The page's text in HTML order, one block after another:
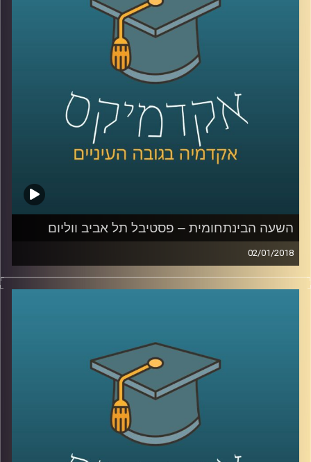
שולחים ארגונים אלו מחבלים שהופכים את
מרכזי הערים לשדה קרב מדמם. ד"ר מורן ירחי
עומדת על מאפייני שדה הקרב החדש, על
הזירות הנוספות שהתווספו למלחמה המסורתית
וכיצד הפך השיקול התדמיתי ללא פחות חשוב
מהמהלכים הטקטיים בשטח
.
קרדיט תמונות:AudioVersity
השעה הבינתחומית – פסטיבל תל אביב ווליום
02/01/2018
מקומה של המוזיקה האלקטרונית כבר לא מזמן רק במרתפים
חשוכים ובבמות האנדרגראונד, היא מתפתחת ללא הרף, חוצה
ועידת יום שתעסוק בנושאים החמים והרלוונטיים ביותר
בתעשייה ופסטיבל לילה שיתפרס בעשרות מועדונים ברחבי
העיר. אדם יחיאל ויוליה עזריה על עלייתה של המוזיקה
האלקטרונית למרכז הבמה, על מקומה של התעשייה בארץ ועל
האורחים שיגיעו מרחבי העולם
AudioVersity